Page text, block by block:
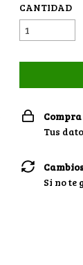
CANTIDAD
Tus
Si no te